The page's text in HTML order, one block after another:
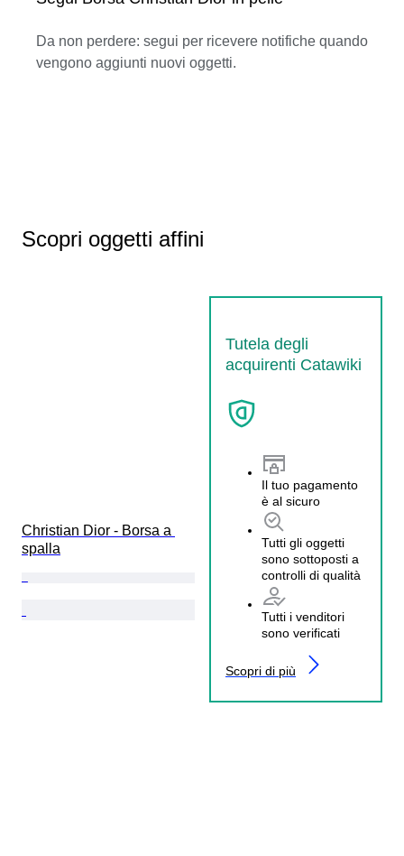
Da non perdere: segui per ricevere notifiche quando
vengono aggiunti nuovi oggetti.
Scopri oggetti affini
Tutela degli
acquirenti Catawiki
Il tuo pagamento
è al sicuro
Tutti gli oggetti
sono sottoposti a
controlli di qualità
Tutti i venditori
sono verificati
Scopri di più
Christian Dior - Borsa a
spalla